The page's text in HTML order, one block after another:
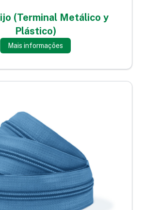
(Terminal Metálico y
Plástico)
Mais informações